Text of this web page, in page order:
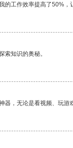
的工作效率提高了50%，
索知识的奥秘。
器，无论是看视频、玩游